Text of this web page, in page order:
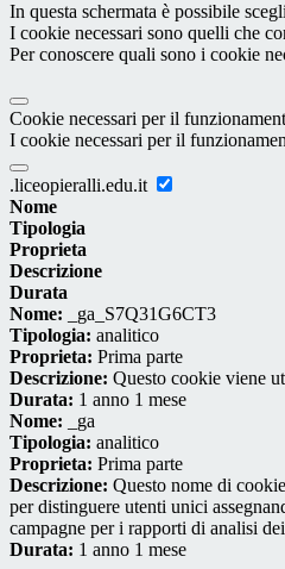
In questa schermata è possibile
I cookie necessari sono quelli che
Per conoscere quali sono i cookie
Cookie necessari per il
I cookie necessari per il
.liceopieralli.edu.it
Nome
Tipologia
Proprieta
Descrizione
Durata
Nome: _ga_S7Q31G6CT3
Tipologia: analitico
Proprieta: Prima parte
Descrizione: Questo cookie viene
Durata: 1 anno 1 mese
Nome: _ga
Tipologia: analitico
Proprieta: Prima parte
Descrizione: Questo nome di
per distinguere utenti unici
campagne per i rapporti di analisi
Durata: 1 anno 1 mese